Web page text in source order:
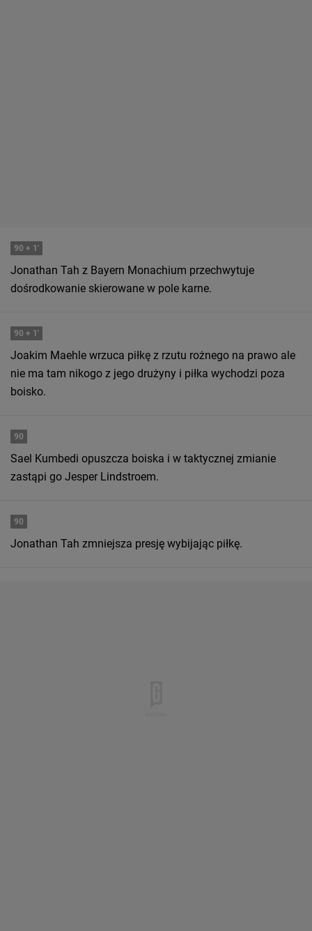
90 + 1'
Jonathan Tah z Bayern Monachium przechwytuje
dośrodkowanie skierowane w pole karne.
90 + 1'
Joakim Maehle wrzuca piłkę z rzutu rożnego na prawo ale
nie ma tam nikogo z jego drużyny i piłka wychodzi poza
boisko.
90
Sael Kumbedi opuszcza boiska i w taktycznej zmianie
zastąpi go Jesper Lindstroem.
90
Jonathan Tah zmniejsza presję wybijając piłkę.